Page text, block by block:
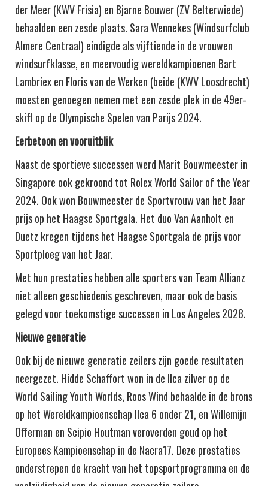
der Meer (KWV Frisia) en Bjarne Bouwer (ZV Belterwiede)
behaalden een zesde plaats​. Sara Wennekes (Windsurfclub
Almere Centraal) eindigde als vijftiende in de vrouwen
windsurfklasse, en meervoudig wereldkampioenen Bart
Lambriex en Floris van de Werken (beide (KWV Loosdrecht)
moesten genoegen nemen met een zesde plek in de 49er-
skiff op de Olympische Spelen van Parijs 2024.
Eerbetoon en vooruitblik
Naast de sportieve successen werd Marit Bouwmeester in
Singapore ook gekroond tot Rolex World Sailor of the Year
2024. Ook won Bouwmeester de Sportvrouw van het Jaar
prijs op het Haagse Sportgala. Het duo Van Aanholt en
Duetz kregen tijdens het Haagse Sportgala de prijs voor
Sportploeg van het Jaar.
Met hun prestaties hebben alle sporters van Team Allianz
niet alleen geschiedenis geschreven, maar ook de basis
gelegd voor toekomstige successen in Los Angeles 2028.
Nieuwe generatie
Ook bij de nieuwe generatie zeilers zijn goede resultaten
neergezet. Hidde Schaffort won in de Ilca zilver op de
World Sailing Youth Worlds, Roos Wind behaalde in de brons
op het Wereldkampioenschap Ilca 6 onder 21, en Willemijn
Offerman en Scipio Houtman veroverden goud op het
Europees Kampioenschap in de Nacra17. Deze prestaties
onderstrepen de kracht van het topsportprogramma en de